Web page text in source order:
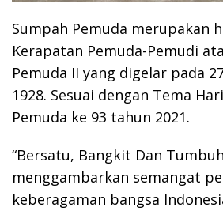
Sumpah Pemuda merupakan
Kerapatan Pemuda-Pemudi
Pemuda II yang digelar pada
1928. Sesuai dengan Tema
Pemuda ke 93 tahun 2021.
“Bersatu, Bangkit Dan
menggambarkan semangat
keberagaman bangsa